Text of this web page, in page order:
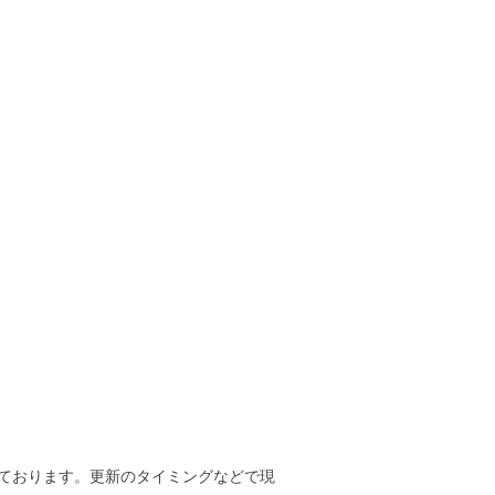
おります。更新のタイミングなどで現